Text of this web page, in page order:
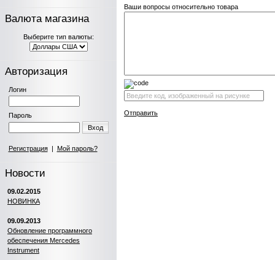
Валюта магазина
Выберите тип валюты:
Авторизация
Логин
Пароль
Вход
Регистрация| Мой пароль?
Новости
09.02.2015
НОВИНКА
09.09.2013
Обновление программного
обеспечения Mercedes
Instrument
Ваши вопросы относительно товара
Отправить